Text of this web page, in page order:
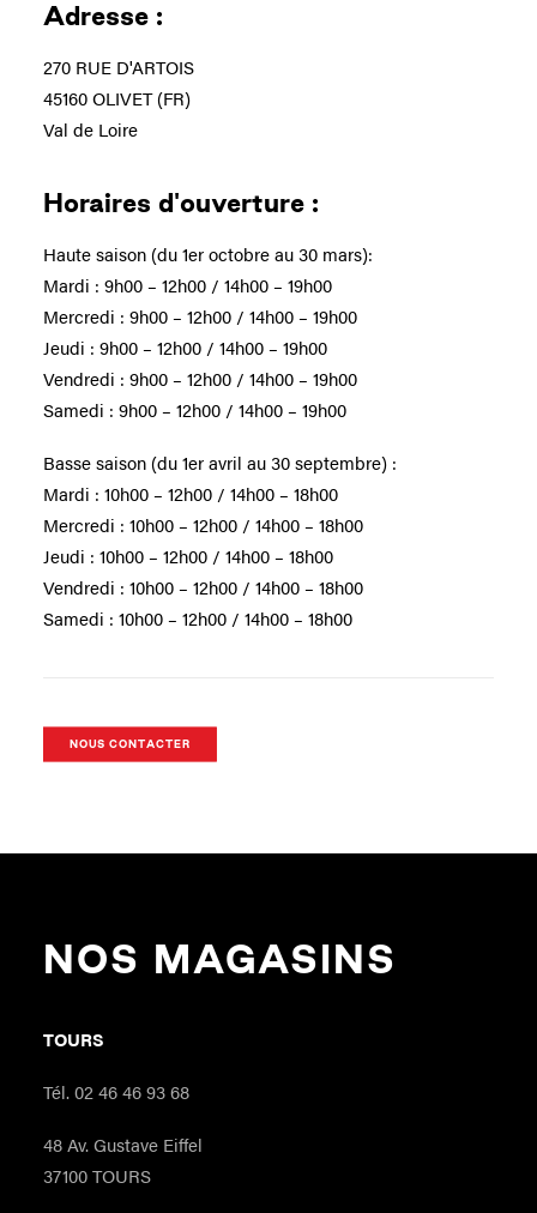
Adresse :
270 RUE D'ARTOIS
45160 OLIVET (FR)
Val de Loire
Horaires d'ouverture :
Haute saison (du 1er octobre au 30 mars):
Mardi : 9h00 – 12h00 / 14h00 – 19h00
Mercredi : 9h00 – 12h00 / 14h00 – 19h00
Jeudi : 9h00 – 12h00 / 14h00 – 19h00
Vendredi : 9h00 – 12h00 / 14h00 – 19h00
Samedi : 9h00 – 12h00 / 14h00 – 19h00
Basse saison (du 1er avril au 30 septembre) :
Mardi : 10h00 – 12h00 / 14h00 – 18h00
Mercredi : 10h00 – 12h00 / 14h00 – 18h00
Jeudi : 10h00 – 12h00 / 14h00 – 18h00
Vendredi : 10h00 – 12h00 / 14h00 – 18h00
Samedi : 10h00 – 12h00 / 14h00 – 18h00
NOUS CONTACTER
NOS MAGASINS
TOURS
Tél. 02 46 46 93 68
48 Av. Gustave Eiffel
37100 TOURS